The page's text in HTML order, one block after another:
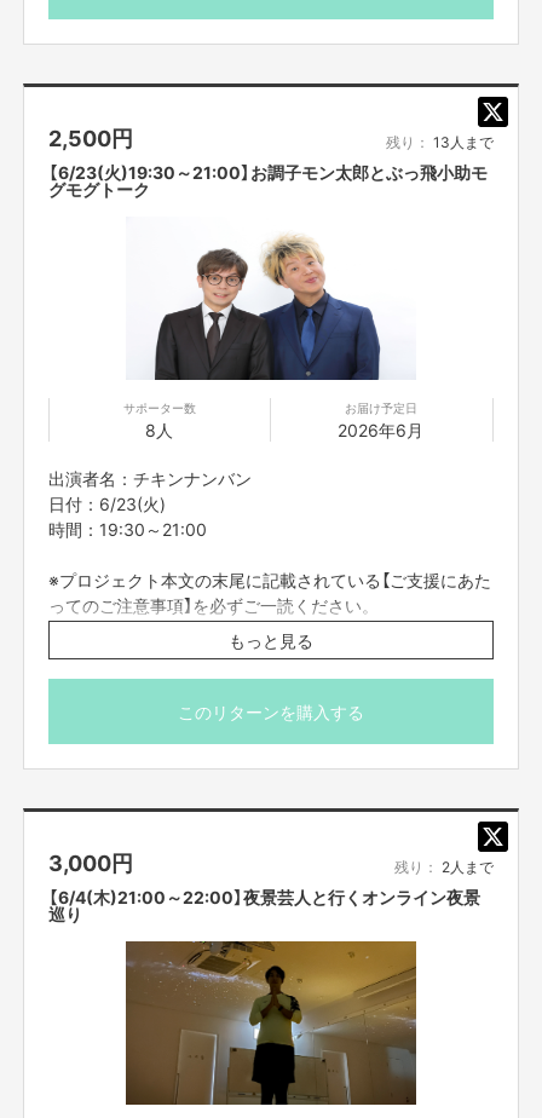
今回設立するリモート芸人派遣企画『吉村派遣会社』は
彼をリーダーとして、お客様に、様々な芸人からのエンタメ・サービスをお
届けする！
吉村らしいバカで破天荒な企画満載！
何をやっているかはわからない！何の為になるかはわからない！
だけどなんだかおもしろい！
オンラインでつながれるツールを活用して、
芸人それぞれが考えた、至極のエンターテインメントを『あなた』
おうち時間をよしもと芸人と一緒に楽しんでみませんか？
め頂けます。
※プロジェクト本文の末尾に記載されている【ご支援にあた
ってのご注意事項】を必ずご一読ください。
2,500円 残り： 13人まで
【6/23(火)19:30～21:00】お調子モン太郎とぶっ飛小助モ
グモグトーク
サポーター数
8人
お届け予定日
2026年6月
出演者名：チキンナンバン
日付：6/23(火)
時間：19:30～21:00
※プロジェクト本文の末尾に記載されている【ご支援にあた
ってのご注意事項】を必ずご一読ください。
※こちらのリターンは実施日の3日前16時までお買い求め
頂けます。
もっと見る
このリターンを購入する
3,000円 残り： 2人まで
【6/4(木)21:00～22:00】夜景芸人と行くオンライン夜景
巡り